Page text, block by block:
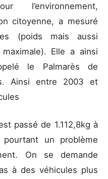
l’environnement,
citoyenne, a mesuré
(poids mais aussi
Elle a ainsi
le Palmarès de
Ainsi entre 2003 et
passé de 1.112,8kg à
un problème
On se demande
à des véhicules plus